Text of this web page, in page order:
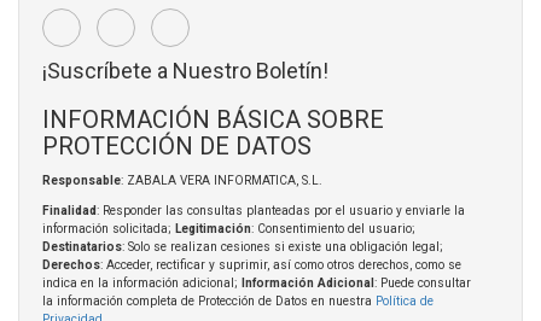
¡Suscríbete a Nuestro Boletín!
INFORMACIÓN BÁSICA SOBRE
PROTECCIÓN DE DATOS
Responsable: ZABALA VERA INFORMATICA, S.L.
Finalidad: Responder las consultas planteadas por el usuario y enviarle la
información solicitada; Legitimación: Consentimiento del usuario;
Destinatarios: Solo se realizan cesiones si existe una obligación legal;
Derechos: Acceder, rectificar y suprimir, así como otros derechos, como se
indica en la información adicional;
Información Adicional : Puede consultar
la información completa de Protección de Datos en nuestra Política de